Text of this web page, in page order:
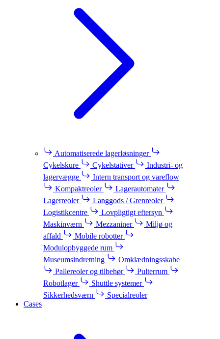
Automatiserede lagerløsninger
Cykelskure
Cykelstativer
Industri- og
lagervægge
Intern transport og vareflow
Kompaktreoler
Lagerautomater
Lagerreoler
Langgods / Grenreoler
Logistikcentre
Lovpligtigt eftersyn
Maskinværn
Mezzaniner
Miljø og
affald
Mobile robotter
Modulopbyggede rum
Museumsindretning
Omklædningsskabe
Pallereoler og tilbehør
Pulterrum
Robotlager
Shuttle systemer
Sikkerhedsværn
Specialreoler
Cases